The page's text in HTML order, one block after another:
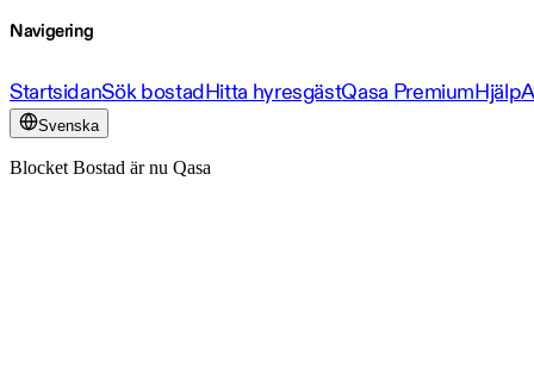
Navigering
StartsidanSök bostadHitta hyresgästQasa PremiumHjälp
Svenska
Blocket Bostad är nu Qasa